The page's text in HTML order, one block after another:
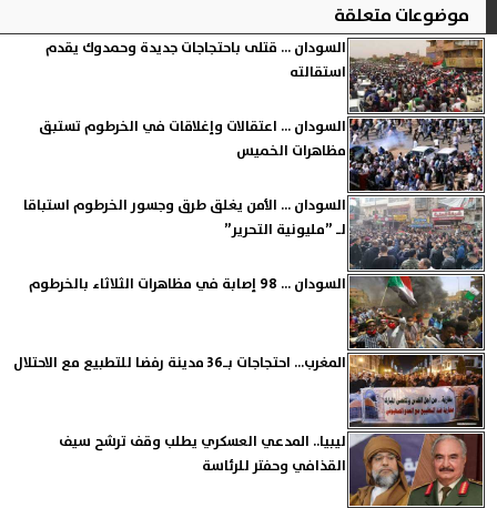
موضوعات متعلقة
السودان ... قتلى باحتجاجات جديدة وحمدوك يقدم
استقالته
السودان ... اعتقالات وإغلاقات في الخرطوم تستبق
مظاهرات الخميس
السودان ... الأمن يغلق طرق وجسور الخرطوم استباقا
لـ ”مليونية التحرير”
السودان ... 98 إصابة في مظاهرات الثلاثاء بالخرطوم
المغرب... احتجاجات بـ36 مدينة رفضا للتطبيع مع الاحتلال
ليبيا.. المدعي العسكري يطلب وقف ترشح سيف
القذافي وحفتر للرئاسة